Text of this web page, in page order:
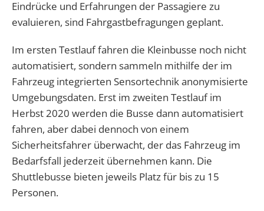
Eindrücke und Erfahrungen der Passagiere zu
evaluieren, sind Fahrgastbefragungen geplant.
Im ersten Testlauf fahren die Kleinbusse noch nicht
automatisiert, sondern sammeln mithilfe der im
Fahrzeug integrierten Sensortechnik anonymisierte
Umgebungsdaten. Erst im zweiten Testlauf im
Herbst 2020 werden die Busse dann automatisiert
fahren, aber dabei dennoch von einem
Sicherheitsfahrer überwacht, der das Fahrzeug im
Bedarfsfall jederzeit übernehmen kann. Die
Shuttlebusse bieten jeweils Platz für bis zu 15
Personen.